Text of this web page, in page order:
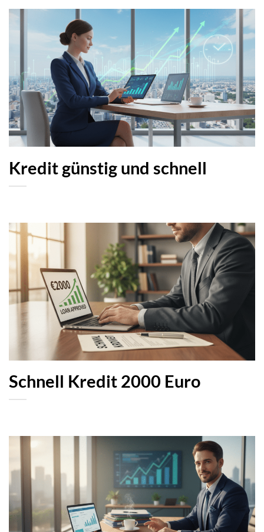
Kredit günstig und schnell
Schnell Kredit 2000 Euro